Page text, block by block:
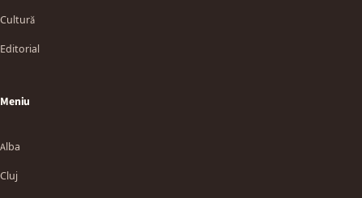
Cultură
Editorial
Meniu
Alba
Cluj